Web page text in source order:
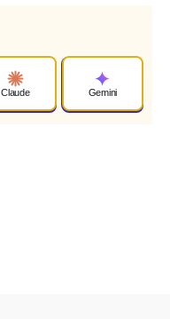
Claude Gemini